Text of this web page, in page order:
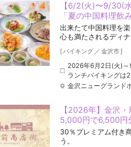
【6/2(火)〜9/30(
「夏の中国料理飲
出来たて中国料理を
心も満たされるディ
[バイキング ／ 金沢市]
2026年6月2日(火)
ランチバイキングは
金沢ニューグランド
【2026年】金沢
5,000円で6,500円
30％プレミアム付き
う。